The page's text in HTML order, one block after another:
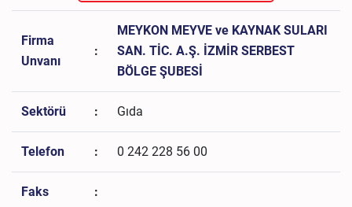
Firma
Unvanı
:
MEYKON MEYVE ve KAYNAK SULARI
SAN. TİC. A.Ş. İZMİR SERBEST
BÖLGE ŞUBESİ
Sektörü : Gıda
Telefon : 0 242 228 56 00
Faks :